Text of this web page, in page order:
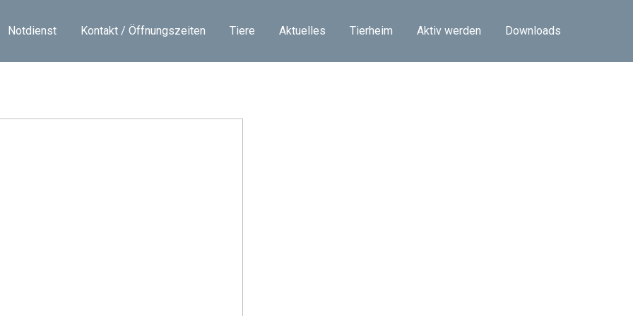
Notdienst Kontakt / Öffnungszeiten Tiere Aktuelles Tierheim Aktiv werden Downloads